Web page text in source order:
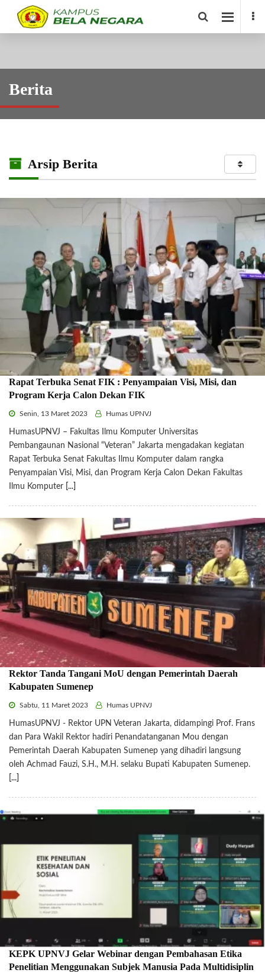
Berita
Arsip Berita
Rapat Terbuka Senat FIK : Penyampaian Visi, Misi, dan
Program Kerja Calon Dekan FIK
Senin, 13 Maret 2023 Humas UPNVJ
HumasUPNVJ – Fakultas Ilmu Komputer Universitas
Pembangaunan Nasional “Veteran” Jakarta mengadakan kegiatan
Rapat Terbuka Senat Fakultas Ilmu Komputer dalam rangka
Penyampaian Visi, Misi, dan Program Kerja Calon Dekan Fakultas
Ilmu Komputer
[...]
Rektor Tanda Tangani MoU dengan Pemerintah Daerah
Kabupaten Sumenep
Sabtu, 11 Maret 2023 Humas UPNVJ
HumasUPNVJ - Rektor UPN Veteran Jakarta, didampingi Prof. Frans
dan Para Wakil Rektor hadiri Penandatanganan Mou dengan
Pemerintah Daerah Kabupaten Sumenep yang dihadiri langsung
oleh Achmad Fauzi, S.H., M.H. selaku Bupati Kabupaten Sumenep.
[...]
KEPK UPNVJ Gelar Webinar dengan Pembahasan Etika
Penelitian Menggunakan Subjek Manusia Pada Multidisiplin